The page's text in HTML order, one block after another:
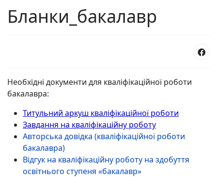
Бланки_бакалавр
Необхідні документи для кваліфікаційної роботи
бакалавра:
Титульний аркуш кваліфікаційної роботи
Завдання на кваліфікаційну роботу
Авторська довідка (кваліфікаційної роботи
бакалавра)
Відгук на кваліфікаційну роботу на здобуття
освітнього ступеня «бакалавр»